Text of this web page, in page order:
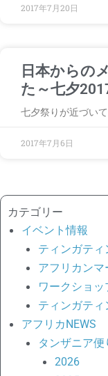
2017年7月20日
日本からの
た～七夕
七夕祭りが近づい
2017年7月6日
カテゴリー
イベント情報
ティンガティ
アフリカンマ
ワークショッ
ティンガティ
アフリカNEWS
タンザニア便
2026